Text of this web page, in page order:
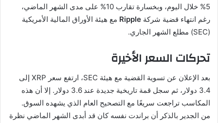
5% خلال اليوم، وبخسارة تقارب 10% على مدى الشهر الماضي،
رغم انتهاء قضية شركة Ripple مع هيئة الأوراق المالية الأمريكية
(SEC) مطلع الشهر الجاري.
تحركات السعر الأخيرة
بعد الإعلان عن تسوية القضية مع هيئة SEC، ارتفع سعر XRP إلى
3.4 دولار، ثم سجل قمة تاريخية جديدة عند 3.6 دولار. إلا أن هذه
المكاسب تراجعت سريعًا مع التصحيح العام الذي يشهده السوق.
من الجدير بالذكر أن براندت نفسه كان قد أبدى الشهر الماضي نظرة